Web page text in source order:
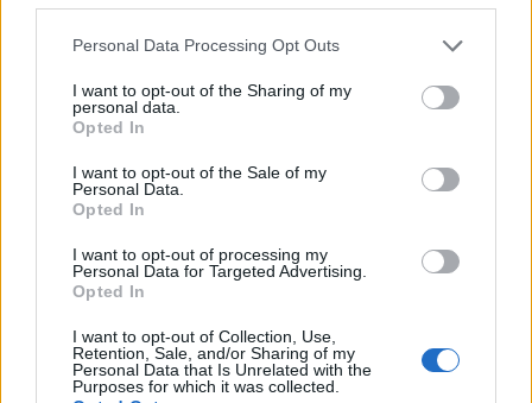
Please note that this website/app uses one or more Google
not limited to your visit or usage behaviour. You may click to
grant or deny consent to Google and its third-party tags to
use your data for below specified purposes in below Google
consent section.
Personal Data Processing Opt Outs
I want to opt-out of the Sharing of my
personal data.
Opted In
I want to opt-out of the Sale of my
Personal Data.
Opted In
I want to opt-out of processing my
Personal Data for Targeted Advertising.
Opted In
I want to opt-out of Collection, Use,
Retention, Sale, and/or Sharing of my
Personal Data that Is Unrelated with the
Purposes for which it was collected.
τη μορφή δανείων, αναδεικνύεται η σημασία της
παραγωγικής συνεργασίας με τα εμπλεκόμενα
διευκολυνθούν και επιταχυνθούν οι σχετικές
διαδικασίες και να προωθηθεί η λήψη της
απαιτούμενης χρηματοδότησης.